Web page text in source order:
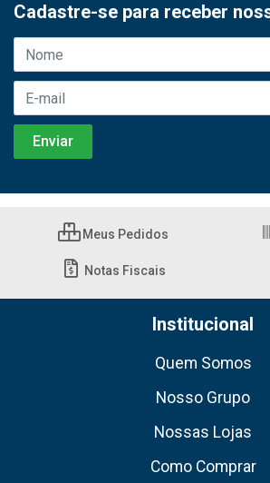
Cadastre-se para receber
Meus Pedidos
Notas Fiscais
Institucional
Quem Somos
Nosso Grupo
Nossas Lojas
Como Comprar